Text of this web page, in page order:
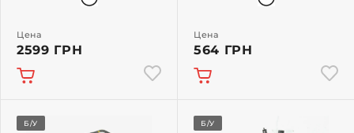
Цена
2599 ГРН
Цена
564 ГРН
Б/У Б/У